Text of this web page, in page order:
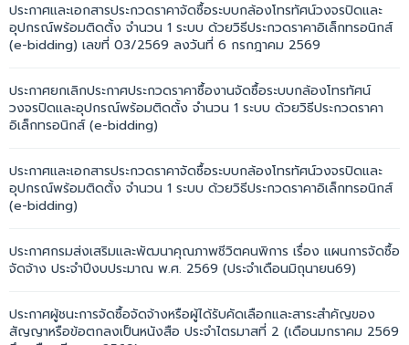
ประกาศและเอกสารประกวดราคาจัดซื้อระบบกล้องโทรทัศน์วงจรปิดและ
อุปกรณ์พร้อมติดตั้ง จำนวน 1 ระบบ ด้วยวิธีประกวดราคาอิเล็กทรอนิกส์
(e-bidding) เลขที่ 03/2569 ลงวันที่ 6 กรกฎาคม 2569
ประกาศยกเลิกประกาศประกวดราคาซื้องานจัดซื้อระบบกล้องโทรทัศน์
วงจรปิดและอุปกรณ์พร้อมติดตั้ง จำนวน 1 ระบบ ด้วยวิธีประกวดราคา
อิเล็กทรอนิกส์ (e-bidding)
ประกาศและเอกสารประกวดราคาจัดซื้อระบบกล้องโทรทัศน์วงจรปิดและ
อุปกรณ์พร้อมติดตั้ง จำนวน 1 ระบบ ด้วยวิธีประกวดราคาอิเล็กทรอนิกส์
(e-bidding)
ประกาศกรมส่งเสริมและพัฒนาคุณภาพชีวิตคนพิการ เรื่อง แผนการจัดซื้อ
จัดจ้าง ประจำปีงบประมาณ พ.ศ. 2569 (ประจำเดือนมิถุนายน69)
ประกาศผู้ชนะการจัดซื้อจัดจ้างหรือผู้ได้รับคัดเลือกและสาระสำคัญของ
สัญญาหรือข้อตกลงเป็นหนังสือ ประจำไตรมาสที่ 2 (เดือนมกราคม 2569